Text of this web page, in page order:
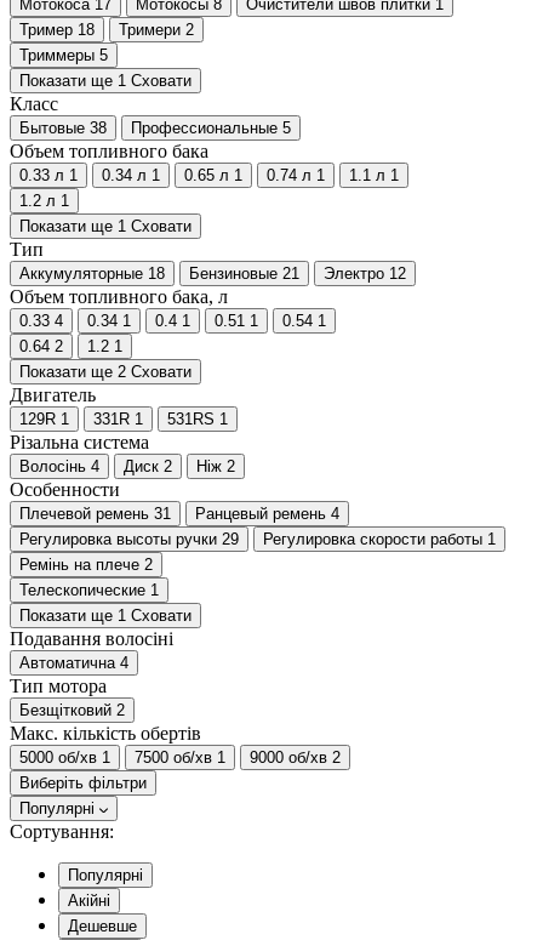
Мотокоса 17 Мотокосы 8 Очистители швов плитки 1
Тример 18 Тримери 2
Триммеры 5
Показати ще 1 Сховати
Класс
Бытовые 38 Профессиональные 5
Объем топливного бака
0.33 л 1 0.34 л 1 0.65 л 1 0.74 л 1 1.1 л 1
1.2 л 1
Показати ще 1 Сховати
Тип
Аккумуляторные 18 Бензиновые 21 Электро 12
Объем топливного бака, л
0.33 4 0.34 1 0.4 1 0.51 1 0.54 1
0.64 2 1.2 1
Показати ще 2 Сховати
Двигатель
129R 1 331R 1 531RS 1
Різальна система
Волосінь 4 Диск 2 Ніж 2
Особенности
Плечевой ремень 31 Ранцевый ремень 4
Регулировка высоты ручки 29 Регулировка скорости работы 1
Ремінь на плече 2
Телескопические 1
Показати ще 1 Сховати
Подавання волосіні
Автоматична 4
Тип мотора
Безщітковий 2
Макс. кількість обертів
5000 об/хв 1 7500 об/хв 1 9000 об/хв 2
Виберіть фільтри
Популярні
Сортування:
Популярні
Акійні
Дешевше